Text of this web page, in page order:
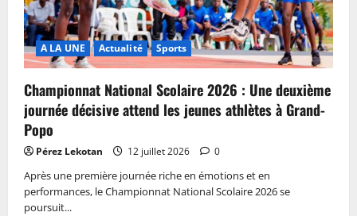
A LA UNE Actualité Sports
Championnat National Scolaire 2026 : Une deuxième
journée décisive attend les jeunes athlètes à Grand-
Popo
Pérez Lekotan 12 juillet 2026 0
Après une première journée riche en émotions et en
performances, le Championnat National Scolaire 2026 se
poursuit...